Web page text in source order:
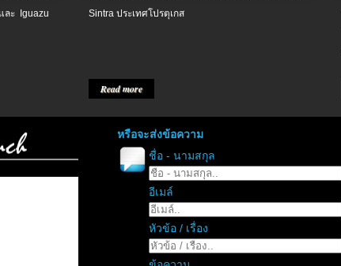
ะ Iguazu
Sintra ประเทศโปรตุเกส
Read more
หรือจะส่งข้อความ
ชื่อ - นามสกุล
อีเมล์
หัวข้อ / เรื่อง